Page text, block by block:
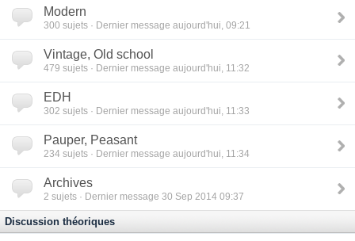
Modern
300 sujets · Dernier message aujourd'hui, 09:21
Vintage, Old school
479 sujets · Dernier message aujourd'hui, 11:32
EDH
302 sujets · Dernier message aujourd'hui, 11:33
Pauper, Peasant
234 sujets · Dernier message aujourd'hui, 11:34
Archives
2 sujets · Dernier message 30 Sep 2014 09:37
Discussion théoriques